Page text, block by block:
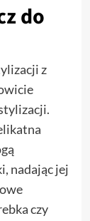
do
z
nadając jej
czy